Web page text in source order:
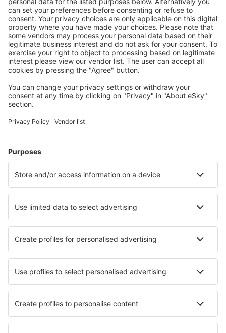
Wählen Sie aus über 1,3 Millionen Unterkünften: Hotels,
Hütten, Apartments und andere.
Meist gesuchte Unterkünfte von eSky Nutzern
Unterkünfte in Deutschland - Beliebte Städte
Unterkunft in Westerland Unterkunft in Zingst
Unterkunft in Niederdorla Unterkunft in Hohwacht
Die besten Unterkünfte - Städte
Unterkunft in Box Unterkunft in Tab Kaek Beach
Unterkunft in Ambra Unterkunft in Sertãozinho
Unterkunft in Labrador City Unterkunft in Estivaux